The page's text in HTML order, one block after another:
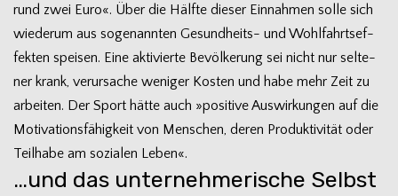
rund zwei Euro«. Über die Hälfte die­ser Ein­nah­men solle sich
wie­derum aus soge­nann­ten Gesundheits- und Wohl­fahrts­ef­
fek­ten spei­sen. Eine akti­vierte Bevöl­ke­rung sei nicht nur sel­te­
ner krank, ver­ur­sa­che weni­ger Kos­ten und habe mehr Zeit zu
arbei­ten. Der Sport hätte auch »posi­tive Aus­wir­kun­gen auf die
Moti­va­ti­ons­fä­hig­keit von Men­schen, deren Pro­duk­ti­vi­tät oder
Teil­habe am sozia­len Leben«.
…und das unternehmerische Selbst